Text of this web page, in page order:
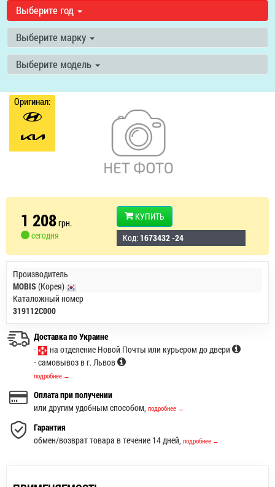
Выберите год
Выберите марку
Выберите модель
Оригинал:
1 208грн.
сегодня
КУПИТЬ
Код: 1673432 -24
Производитель
MOBIS (Корея)
Каталожный номер
319112C000
Доставка по Украине
-
на отделение Новой Почты или курьером до двери
- самовывоз в г. Львов
подробнее →
Оплата при получении
или другим удобным способом, подробнее →
Гарантия
обмен/возврат товара в течение 14 дней, подробнее →